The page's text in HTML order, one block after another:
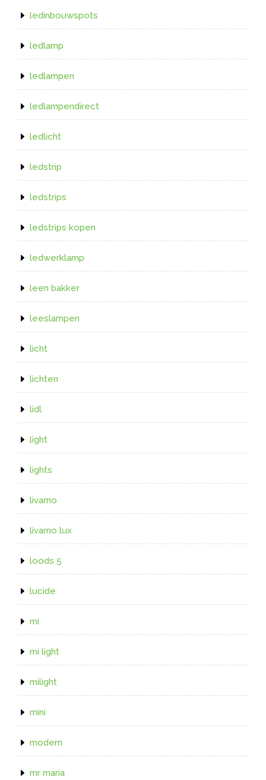
ledinbouwspots
ledlamp
ledlampen
ledlampendirect
ledlicht
ledstrip
ledstrips
ledstrips kopen
ledwerklamp
leen bakker
leeslampen
licht
lichten
lidl
light
lights
livarno
livarno lux
loods 5
lucide
mi
mi light
milight
mini
modern
mr maria